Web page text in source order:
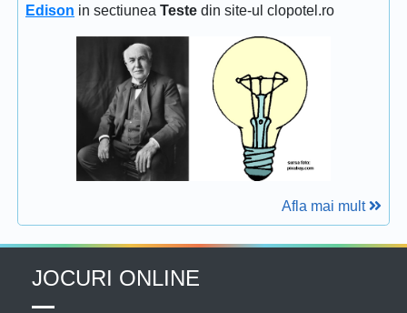
Edison in sectiunea Teste din site-ul clopotel.ro
Afla mai mult
JOCURI ONLINE